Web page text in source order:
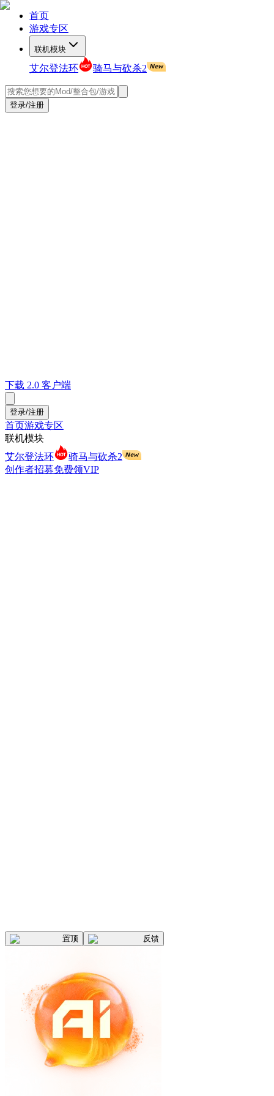
首页
游戏专区
联机模块
艾尔登法环 骑马与砍杀2
登录/注册
下载 2.0 客户端
登录/注册
首页游戏专区
联机模块
艾尔登法环
骑马与砍杀2
创作者招募免费领VIP
置顶 反馈